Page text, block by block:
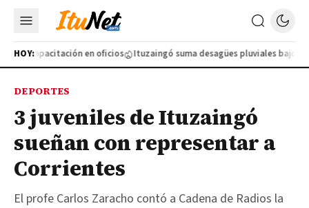
HOY:
capacitación en oficios Ituzaingó suma desagües pluviales bajo
DEPORTES
3 juveniles de Ituzaingó
sueñan con representar a
Corrientes
El profe Carlos Zaracho contó a Cadena de Radios la